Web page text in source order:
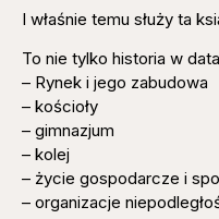
I właśnie temu służy ta
To nie tylko historia w
– Rynek i jego zabudowa
– kościoły
– gimnazjum
– kolej
– życie gospodarcze i
– organizacje